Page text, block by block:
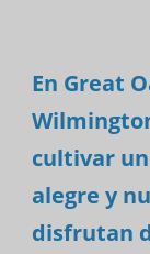
En Great
cultivar
alegre y
disfrutan